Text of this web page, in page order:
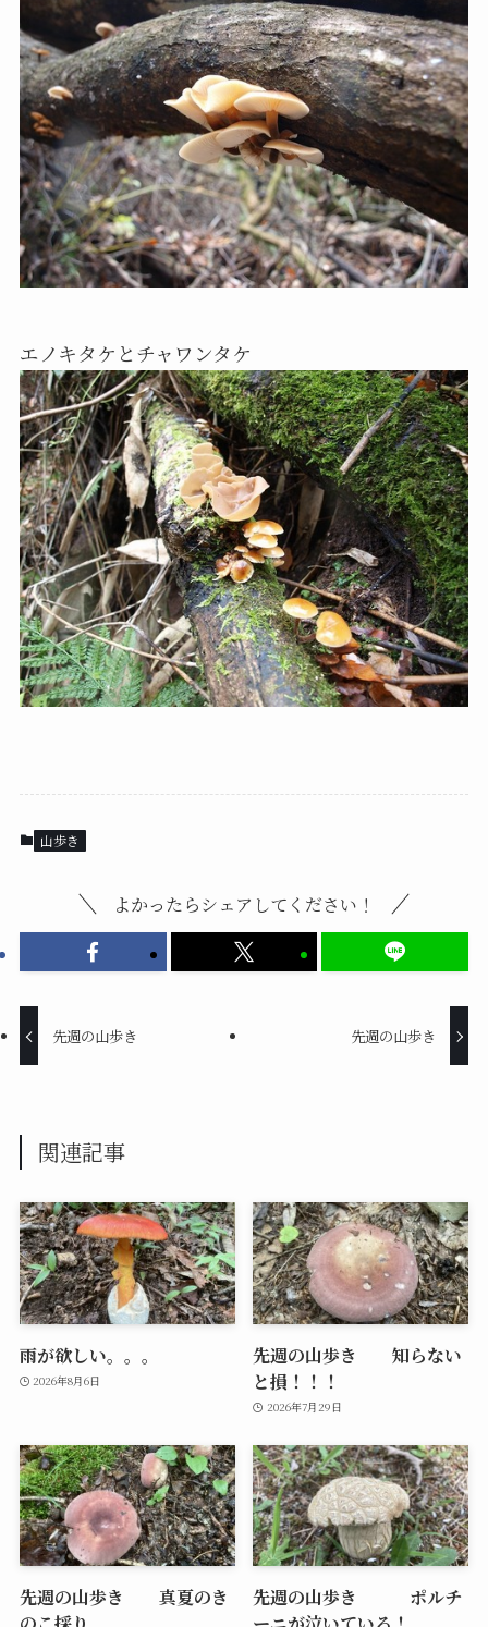
エノキタケとチャワンタケ
山歩き
よかったらシェアしてください！
先週の山歩き 先週の山歩き
関連記事
雨が欲しい。。。
2026年8月6日
先週の山歩き 知らない
と損！！！
2026年7月29日
先週の山歩き 真夏のき
先週の山歩き ポルチ